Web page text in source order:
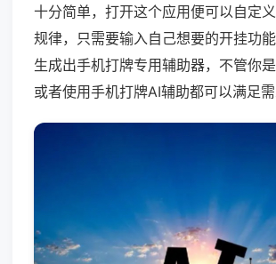
十分简单，打开这个应用便可以自定
规律，只需要输入自己想要的开挂功
生成出手机打牌专用辅助器，不管你
或者使用手机打牌AI辅助都可以满足需